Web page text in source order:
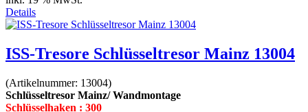
Details
ISS-Tresore Schlüsseltresor Mainz 13004
(Artikelnummer: 13004)
Schlüsseltresor Mainz/ Wandmontage
Schlüsselhaken : 300